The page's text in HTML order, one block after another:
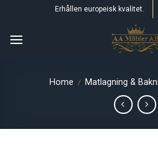
content
Erhållen europeisk kvalitet.
Home / Matlagning &